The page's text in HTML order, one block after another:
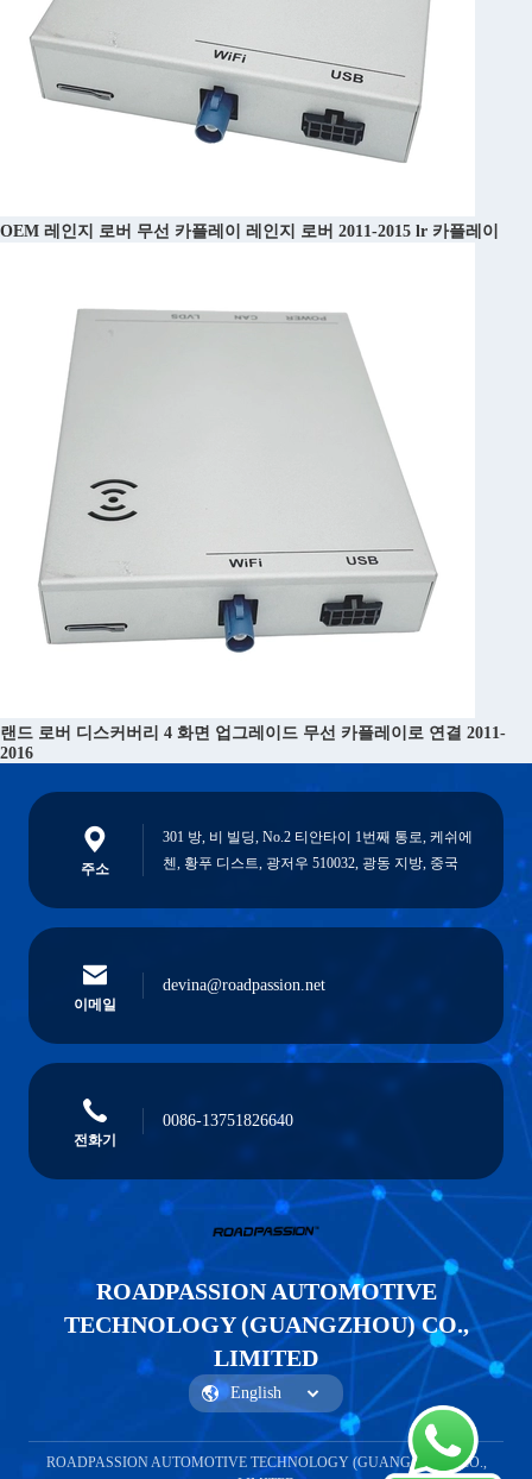
OEM 레인지 로버 무선 카플레이 레인지 로버 2011-2015 lr 카플레이
랜드 로버 디스커버리 4 화면 업그레이드 무선 카플레이로 연결 2011-
2016
주소
301 방, 비 빌딩, No.2 티안타이 1번째 통로, 케쉬에
첸, 황푸 디스트, 광저우 510032, 광동 지방, 중국
이메일
devina@roadpassion.net
전화기
0086-13751826640
ROADPASSION AUTOMOTIVE
TECHNOLOGY (GUANGZHOU) CO.,
LIMITED
ROADPASSION AUTOMOTIVE TECHNOLOGY (GUANGZHOU) CO.,